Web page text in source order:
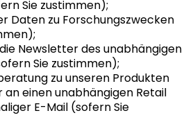
Sie zustimmen);
Daten zu Forschungszwecken
Newsletter des unabhängigen
Sie zustimmen);
zu unseren Produkten
an einen unabhängigen Retail
E-Mail (sofern Sie